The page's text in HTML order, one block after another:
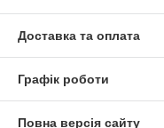
Доставка та оплата
Графік роботи
Повна версія сайту